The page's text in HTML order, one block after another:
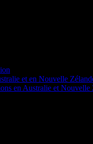
et en Nouvelle
en Australie et Nouvelle